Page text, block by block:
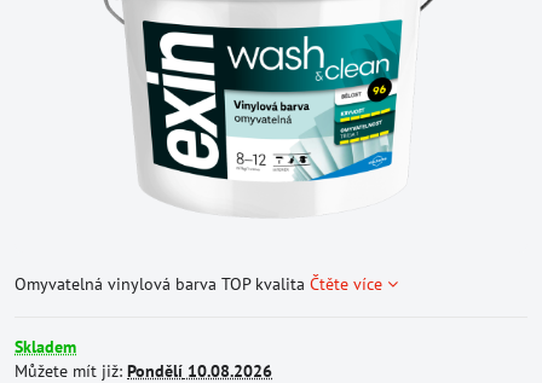
Omyvatelná vinylová barva TOP kvalita Čtěte více
Skladem
Můžete mít již: Pondělí 10.08.2026